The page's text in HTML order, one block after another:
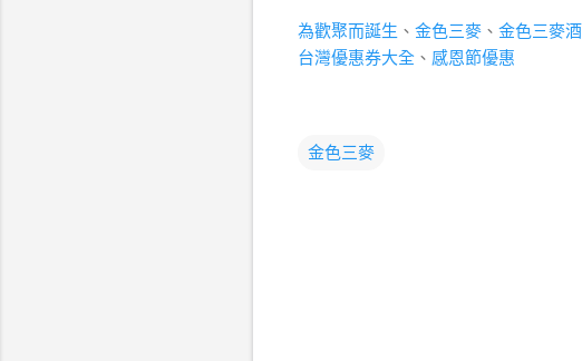
為歡聚而誕生 、 金色三麥 、 金色三麥酒
台灣優惠券大全 、 感恩節優惠
金色三麥